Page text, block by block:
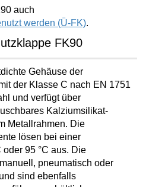
auch
werden (Ü-FK).
FK90
Gehäuse der
der Klasse C nach EN 1751
und verfügt über
Kalziumsilikat-
Metallrahmen. Die
lösen bei einer
oder 95 °C aus. Die
pneumatisch oder
sind ebenfalls